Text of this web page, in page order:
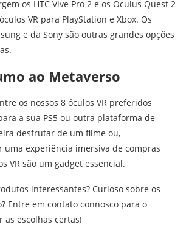
os HTC Vive Pro 2 e os Oculus Quest 2
VR para PlayStation e Xbox. Os
e da Sony são outras grandes opções
ao Metaverso
os nossos 8 óculos VR preferidos
a sua PS5 ou outra plataforma de
desfrutar de um filme ou,
uma experiência imersiva de compras
VR são um gadget essencial.
interessantes? Curioso sobre os
Entre em contato connosco para o
as escolhas certas!